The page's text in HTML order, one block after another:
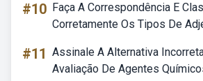
#10 Faça A Correspondência E
Corretamente Os Tipos De
#11 Assinale A Alternativa
Avaliação De Agentes